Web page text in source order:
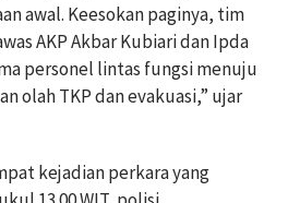
awal. Keesokan paginya, tim
AKP Akbar Kubiari dan Ipda
personel lintas fungsi menuju
olah TKP dan evakuasi,” ujar
kejadian perkara yang